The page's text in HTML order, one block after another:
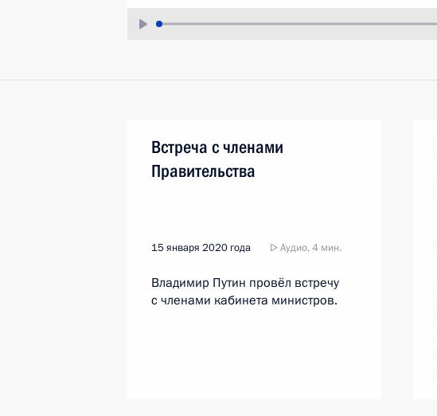
Встреча с членами
Правительства
15 января 2020 года Аудио, 4 мин.
Владимир Путин провёл встречу
с членами кабинета министров.